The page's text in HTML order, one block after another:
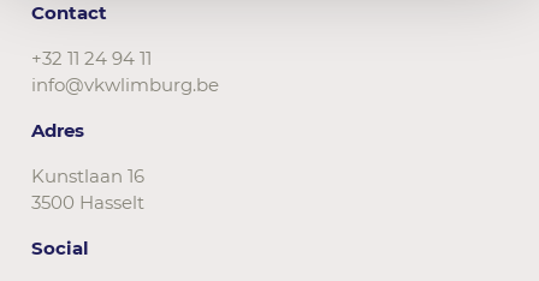
Contact
+32 11 24 94 11
info@vkwlimburg.be
Adres
Kunstlaan 16
3500 Hasselt
Social